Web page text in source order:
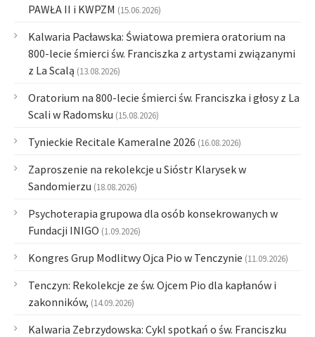
PAWŁA II i KWPZM (15.06.2026)
Kalwaria Pacławska: Światowa premiera oratorium na
800-lecie śmierci św. Franciszka z artystami związanymi
z La Scalą (13.08.2026)
Oratorium na 800-lecie śmierci św. Franciszka i głosy z La
Scali w Radomsku (15.08.2026)
Tynieckie Recitale Kameralne 2026 (16.08.2026)
Zaproszenie na rekolekcje u Sióstr Klarysek w
Sandomierzu (18.08.2026)
Psychoterapia grupowa dla osób konsekrowanych w
Fundacji INIGO (1.09.2026)
Kongres Grup Modlitwy Ojca Pio w Tenczynie (11.09.2026)
Tenczyn: Rekolekcje ze św. Ojcem Pio dla kapłanów i
zakonników, (14.09.2026)
Kalwaria Zebrzydowska: Cykl spotkań o św. Franciszku